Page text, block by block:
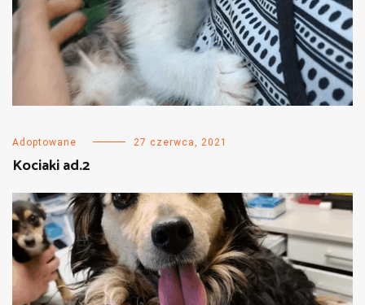
Adoptowane 27 czerwca, 2021
Kociaki ad.2